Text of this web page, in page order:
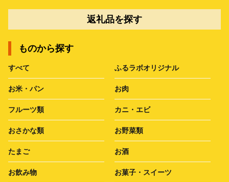
返礼品を探す
ものから探す
すべて ふるラボオリジナル
お米・パン お肉
フルーツ類 カニ・エビ
おさかな類 お野菜類
たまご お酒
お飲み物 お菓子・スイーツ